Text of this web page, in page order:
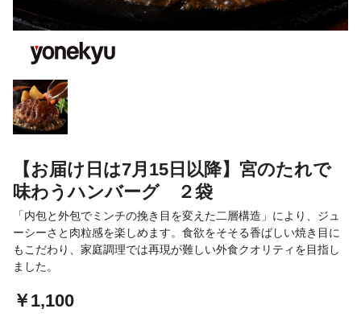
【お届け日は7月15日以降】宮のたれで
味わうハンバーグ ２袋
「内包と外包でミンチの挽き目を変えた二層構造」により、ジュ
ーシーさと肉粒感を楽しめます。食欲をそそる香ばしい焼き目に
もこだわり、家庭調理では再現が難しい外食クオリティを目指し
ました。
￥1,100